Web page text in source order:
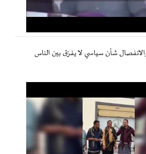
شأن سياسي لا يفرّق بين الناس